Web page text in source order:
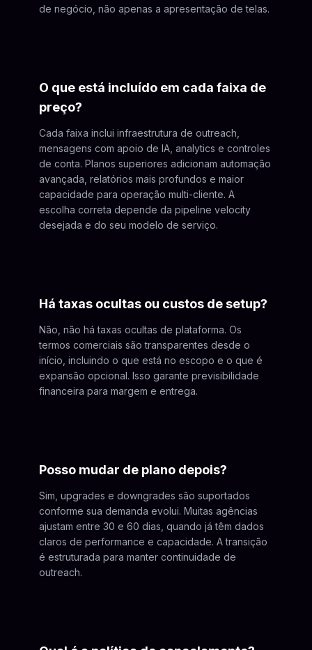
de negócio, não apenas a apresentação de telas.
O que está incluído em cada faixa de
preço?
Cada faixa inclui infraestrutura de outreach,
mensagens com apoio de IA, analytics e controles
de conta. Planos superiores adicionam automação
avançada, relatórios mais profundos e maior
capacidade para operação multi-cliente. A
escolha correta depende da pipeline velocity
desejada e do seu modelo de serviço.
Há taxas ocultas ou custos de setup?
Não, não há taxas ocultas de plataforma. Os
termos comerciais são transparentes desde o
início, incluindo o que está no escopo e o que é
expansão opcional. Isso garante previsibilidade
financeira para margem e entrega.
Posso mudar de plano depois?
Sim, upgrades e downgrades são suportados
conforme sua demanda evolui. Muitas agências
ajustam entre 30 e 60 dias, quando já têm dados
claros de performance e capacidade. A transição
é estruturada para manter continuidade de
outreach.